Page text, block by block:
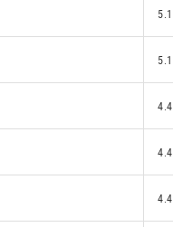
5.1
5.1
4.4
4.4
4.4